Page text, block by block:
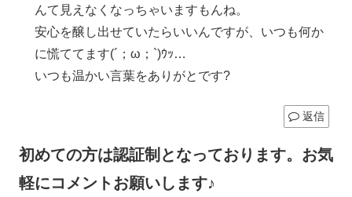
んて見えなくなっちゃいますもんね。
安心を醸し出せていたらいいんですが、いつも何か
に慌ててます(´；ω；`)ｳｯ…
いつも温かい言葉をありがとです?
返信
初めての方は認証制となっております。お気
軽にコメントお願いします♪